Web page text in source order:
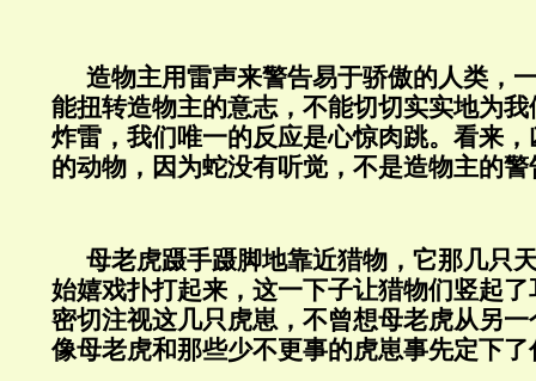
造物主用雷声来警告易于骄傲的人类，
能扭转造物主的意志，不能切切实实地为
炸雷，我们唯一的反应是心惊肉跳。看来
的动物，因为蛇没有听觉，不是造物主的
母老虎蹑手蹑脚地靠近猎物，它那几只
始嬉戏扑打起来，这一下子让猎物们竖起
密切注视这几只虎崽，不曾想母老虎从另
像母老虎和那些少不更事的虎崽事先定下